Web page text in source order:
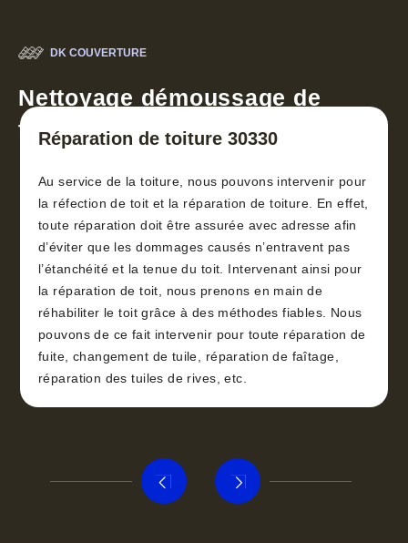
DK COUVERTURE
Nettoyage démoussage de
toiture 30
Réparation de toiture 30330
Au service de la toiture, nous pouvons intervenir pour
la réfection de toit et la réparation de toiture. En effet,
toute réparation doit être assurée avec adresse afin
d’éviter que les dommages causés n’entravent pas
l’étanchéité et la tenue du toit. Intervenant ainsi pour
la réparation de toit, nous prenons en main de
réhabiliter le toit grâce à des méthodes fiables. Nous
pouvons de ce fait intervenir pour toute réparation de
fuite, changement de tuile, réparation de faîtage,
réparation des tuiles de rives, etc.